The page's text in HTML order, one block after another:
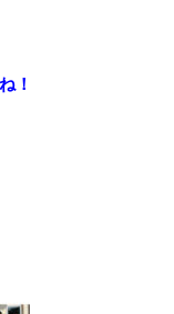
！